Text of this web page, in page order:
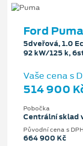
Ford
5dveřová, 1.0
92 kW/125 k,
Vaše cena s
514 900
Pobočka
Centrální sklad
Původní cena s
664 900 Kč